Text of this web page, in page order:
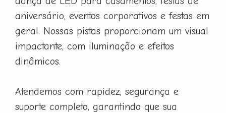
aniversário, eventos corporativos e festas em
geral. Nossas pistas proporcionam um visual
impactante, com iluminação e efeitos
dinâmicos.
Atendemos com rapidez, segurança e
suporte completo, garantindo que sua